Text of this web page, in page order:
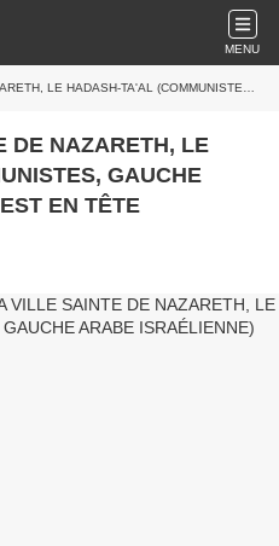
MENU
(COMMUNISTES, GAUCHE ARABE ISRAÉLIENNE) EST EN TÊTE
DE NAZARETH, LE
GAUCHE
EN TÊTE